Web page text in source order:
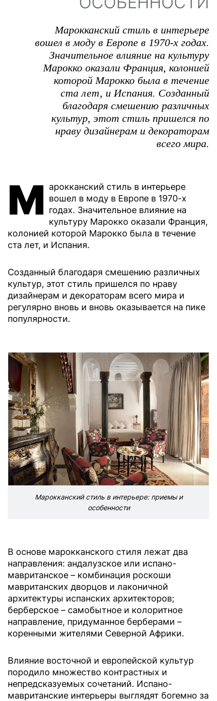
Марокканский стиль в интерьере
вошел в моду в Европе в 1970-х годах.
Значительное влияние на культуру
Марокко оказали Франция, колонией
которой Марокко была в течение
ста лет, и Испания. Созданный
благодаря смешению различных
культур, этот стиль пришелся по
нраву дизайнерам и декораторам
всего мира.
М арокканский стиль в интерьере
вошел в моду в Европе в 1970-х
годах. Значительное влияние на
культуру Марокко оказали Франция,
колонией которой Марокко была в течение
ста лет, и Испания.
Созданный благодаря смешению различных
культур, этот стиль пришелся по нраву
дизайнерам и декораторам всего мира и
регулярно вновь и вновь оказывается на пике
популярности.
Марокканский стиль в интерьере: приемы и
особенности
В основе марокканского стиля лежат два
направления: андалузское или испано-
мавританское – комбинация роскоши
мавританских дворцов и лаконичной
архитектуры испанских архитекторов;
берберское – самобытное и колоритное
направление, придуманное берберами –
коренными жителями Северной Африки.
Влияние восточной и европейской культур
породило множество контрастных и
непредсказуемых сочетаний. Испано-
мавританские интерьеры выглядят богемно за